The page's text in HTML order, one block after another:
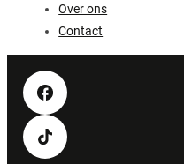
Over ons
Contact